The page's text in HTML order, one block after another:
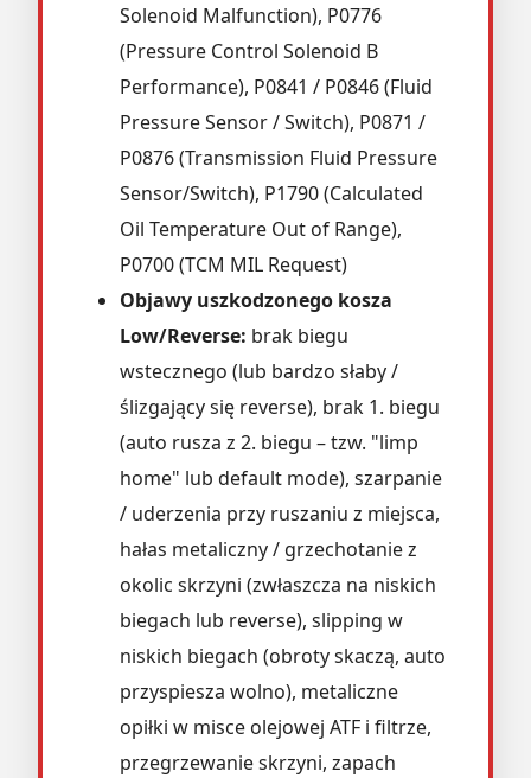
Solenoid Malfunction), P0776
(Pressure Control Solenoid B
Performance), P0841 / P0846 (Fluid
Pressure Sensor / Switch), P0871 /
P0876 (Transmission Fluid Pressure
Sensor/Switch), P1790 (Calculated
Oil Temperature Out of Range),
P0700 (TCM MIL Request)
Objawy uszkodzonego kosza
Low/Reverse: brak biegu
wstecznego (lub bardzo słaby /
ślizgający się reverse), brak 1. biegu
(auto rusza z 2. biegu – tzw. "limp
home" lub default mode), szarpanie
/ uderzenia przy ruszaniu z miejsca,
hałas metaliczny / grzechotanie z
okolic skrzyni (zwłaszcza na niskich
biegach lub reverse), slipping w
niskich biegach (obroty skaczą, auto
przyspiesza wolno), metaliczne
opiłki w misce olejowej ATF i filtrze,
przegrzewanie skrzyni, zapach